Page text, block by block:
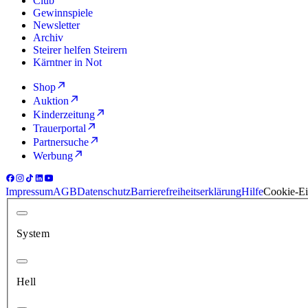
Gewinnspiele
Newsletter
Archiv
Steirer helfen Steirern
Kärntner in Not
Shop
Auktion
Kinderzeitung
Trauerportal
Partnersuche
Werbung
ImpressumAGBDatenschutzBarrierefreiheitserklärungHilfeCookie-
System
Hell